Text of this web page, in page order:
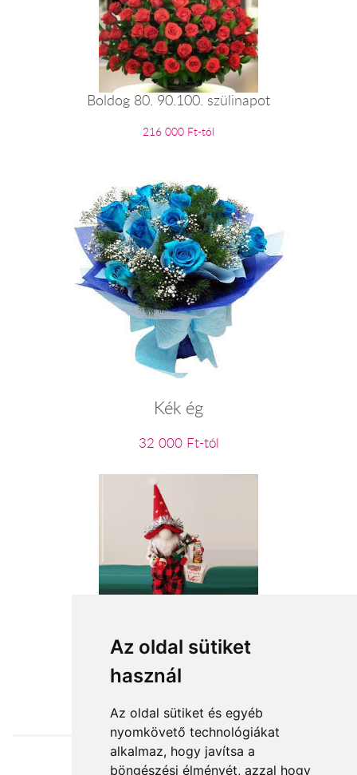
Az oldal sütiket
használ
Az oldal sütiket és egyéb
nyomkövető technológiákat
alkalmaz, hogy javítsa a
böngészési élményét, azzal hogy
Boldog 80. 90.100. szülinapot
216 000 Ft-tól
Kék ég
32 000 Ft-tól
Ülő karácsonyi manófiú
19 480 Ft-tól